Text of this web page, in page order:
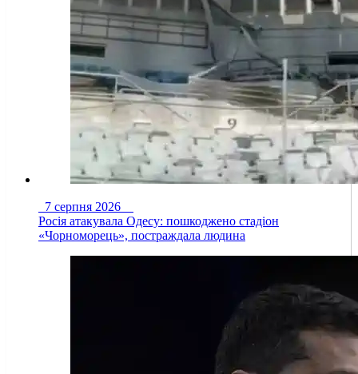
7 серпня 2026
Росія атакувала Одесу: пошкоджено стадіон
«Чорноморець», постраждала людина